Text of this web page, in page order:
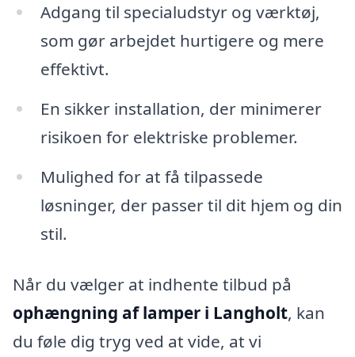
Adgang til specialudstyr og værktøj,
som gør arbejdet hurtigere og mere
effektivt.
En sikker installation, der minimerer
risikoen for elektriske problemer.
Mulighed for at få tilpassede
løsninger, der passer til dit hjem og din
stil.
Når du vælger at indhente tilbud på
ophængning af lamper i Langholt, kan
du føle dig tryg ved at vide, at vi